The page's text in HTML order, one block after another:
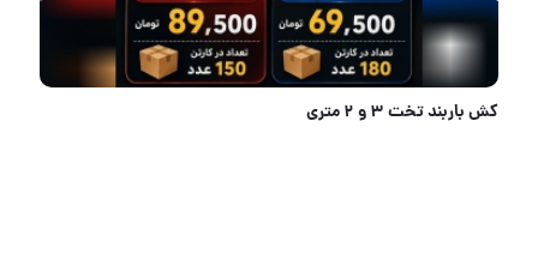
کفش ایمنی کاویان